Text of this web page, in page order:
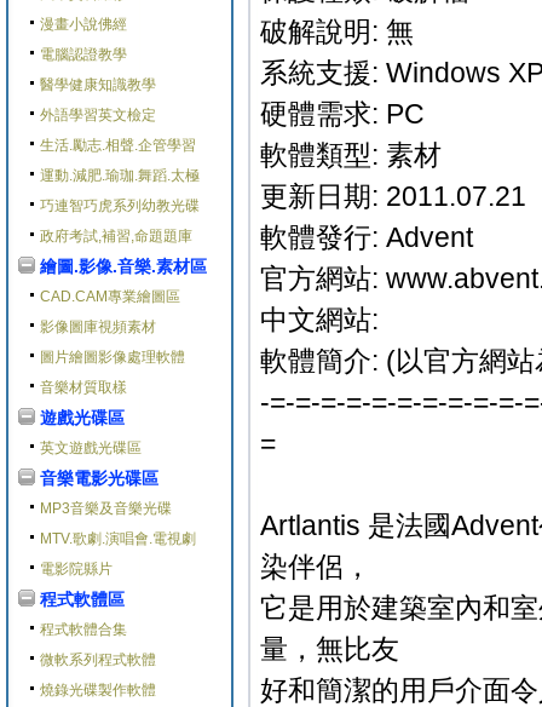
漫畫小說佛經
電腦認證教學
醫學健康知識教學
外語學習英文檢定
生活.勵志.相聲.企管學習
運動.減肥.瑜珈.舞蹈.太極
巧連智巧虎系列幼教光碟
政府考試,補習,命題題庫
繪圖.影像.音樂.素材區
CAD.CAM專業繪圖區
影像圖庫視頻素材
圖片繪圖影像處理軟體
音樂材質取樣
遊戲光碟區
英文遊戲光碟區
音樂電影光碟區
MP3音樂及音樂光碟
MTV.歌劇.演唱會.電視劇
電影院縣片
程式軟體區
程式軟體合集
微軟系列程式軟體
燒錄光碟製作軟體
破解說明: 無
系統支援: Windows
硬體需求: PC
軟體類型: 素材
更新日期: 2011.07.21
軟體發行: Advent
官方網站:
中文網站:
軟體簡介: (以官方網站
-=-=-=-=-=-=-=-=-=-=-
=
Artlantis 是法國
染伴侶，
它是用於建築室內和
量，無比友
好和簡潔的用戶介面